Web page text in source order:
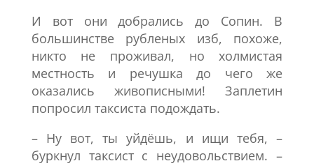
И вот они добрались до Сопин. В
большинстве рубленых изб, похоже,
никто не проживал, но холмистая
местность и речушка до чего же
оказались живописными! Заплетин
попросил таксиста подождать.
– Ну вот, ты уйдёшь, и ищи тебя, –
буркнул таксист с неудовольствием. –